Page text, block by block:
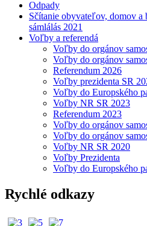
Odpady
Sčítanie obyvateľov, domov a
sámlálás 2021
Voľby a referendá
Voľby do orgánov
Voľby do orgánov
Referendum 2026
Voľby prezidenta SR
Voľby do Europského
Voľby NR SR 2023
Referendum 2023
Voľby do orgánov
Voľby do orgánov
Voľby NR SR 2020
Voľby Prezidenta
Voľby do Europského
Rychlé odkazy